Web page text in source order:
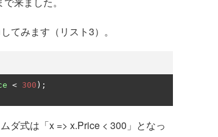
てみます（リスト3）。
< 300 );
ダ式は「x => x.Price < 300」となっ